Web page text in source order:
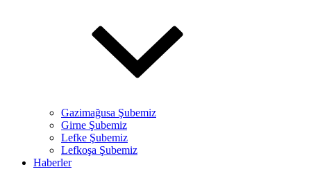
Gazimağusa Şubemiz
Girne Şubemiz
Lefke Şubemiz
Lefkoşa Şubemiz
Haberler